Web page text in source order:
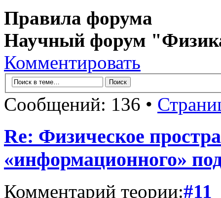
Правила форума
Научный форум
Комментировать
Сообщений: 136 •
Re: Физическое
«информационного»
Комментарий теории:#11